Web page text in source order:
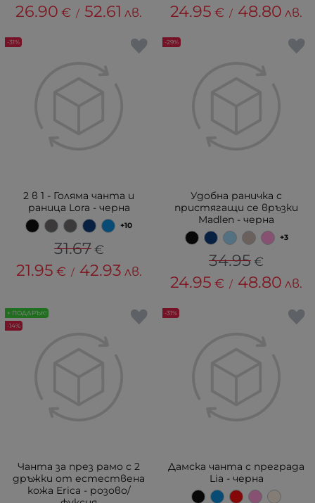
26.90 € / 52.61 лв. 24.95 € / 48.80 лв.
2 в 1 - Голяма чанта и
раница Lora - черна
+10
31.67 €
21.95 € / 42.93 лв.
-31%
Удобна раничка с
пристягащи се връзки
Madlen - черна
+3
34.95€
24.95 € / 48.80 лв.
-29%
Чанта за през рамо с 2
дръжки от естествена
кожа Erica - розово/
+ ПОДАРЪК!
-14%
Дамска чанта с преграда
Lia - черна
-31%